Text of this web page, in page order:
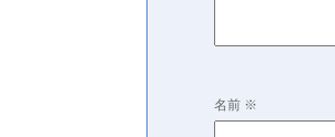
名前 ※